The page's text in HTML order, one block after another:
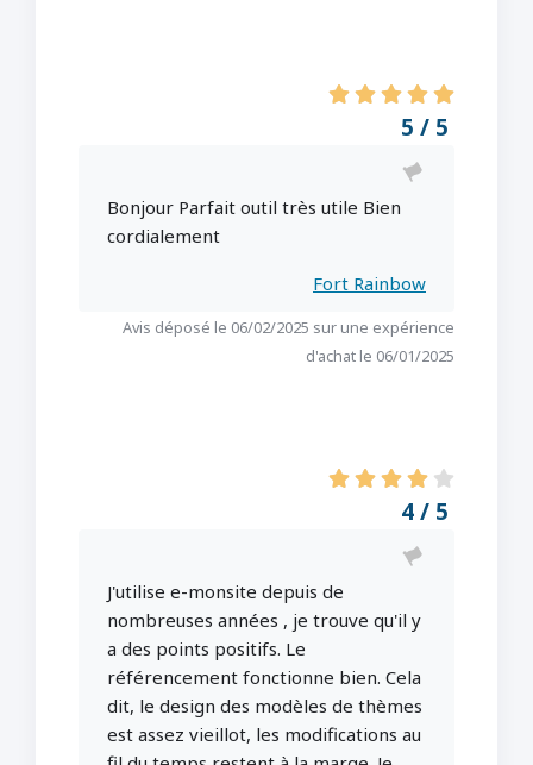
5 / 5
Bonjour Parfait outil très utile Bien
cordialement
Fort Rainbow
Avis déposé le 06/02/2025 sur une expérience
d'achat le 06/01/2025
4 / 5
J'utilise e-monsite depuis de
nombreuses années , je trouve qu'il y
a des points positifs. Le
référencement fonctionne bien. Cela
dit, le design des modèles de thèmes
est assez vieillot, les modifications au